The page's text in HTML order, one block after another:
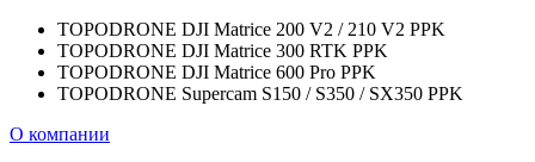
TOPODRONE DJI Matrice 200 V2 / 210 V2 PPK
TOPODRONE DJI Matrice 300 RTK PPK
TOPODRONE DJI Matrice 600 Pro PPK
TOPODRONE Supercam S150 / S350 / SX350 PPK
О компании